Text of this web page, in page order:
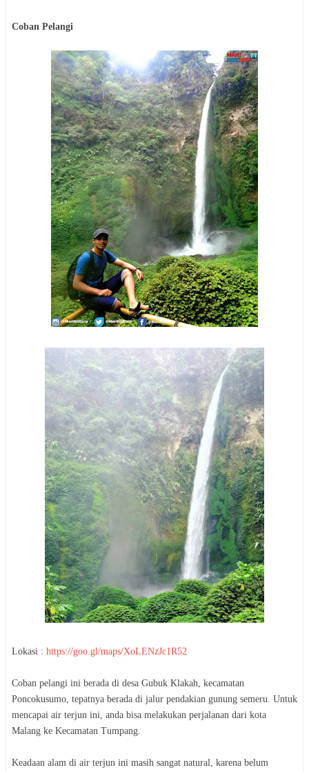
Coban Pelangi
Lokasi : https://goo.gl/maps/XoLENzJc1R52
Coban pelangi ini berada di desa Gubuk Klakah, kecamatan
Poncokusumo, tepatnya berada di jalur pendakian gunung semeru. Untuk
mencapai air terjun ini, anda bisa melakukan perjalanan dari kota
Malang ke Kecamatan Tumpang.
Keadaan alam di air terjun ini masih sangat natural, karena belum